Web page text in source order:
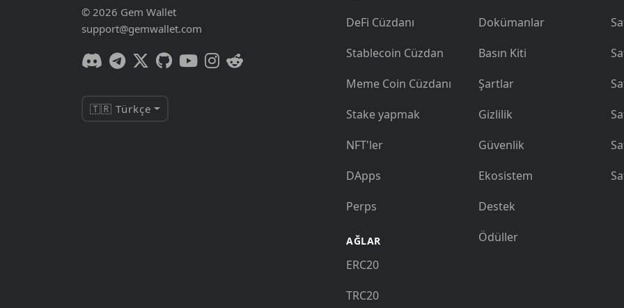
© 2026 Gem Wallet
support@gemwallet.com
🇹🇷 Türkçe
DeFi Cüzdanı
Stablecoin Cüzdan
Meme Coin Cüzdanı
Stake yapmak
NFT'ler
DApps
Perps
AĞLAR
ERC20
TRC20
Dokümanlar
Basın Kiti
Şartlar
Gizlilik
Güvenlik
Ekosistem
Destek
Ödüller